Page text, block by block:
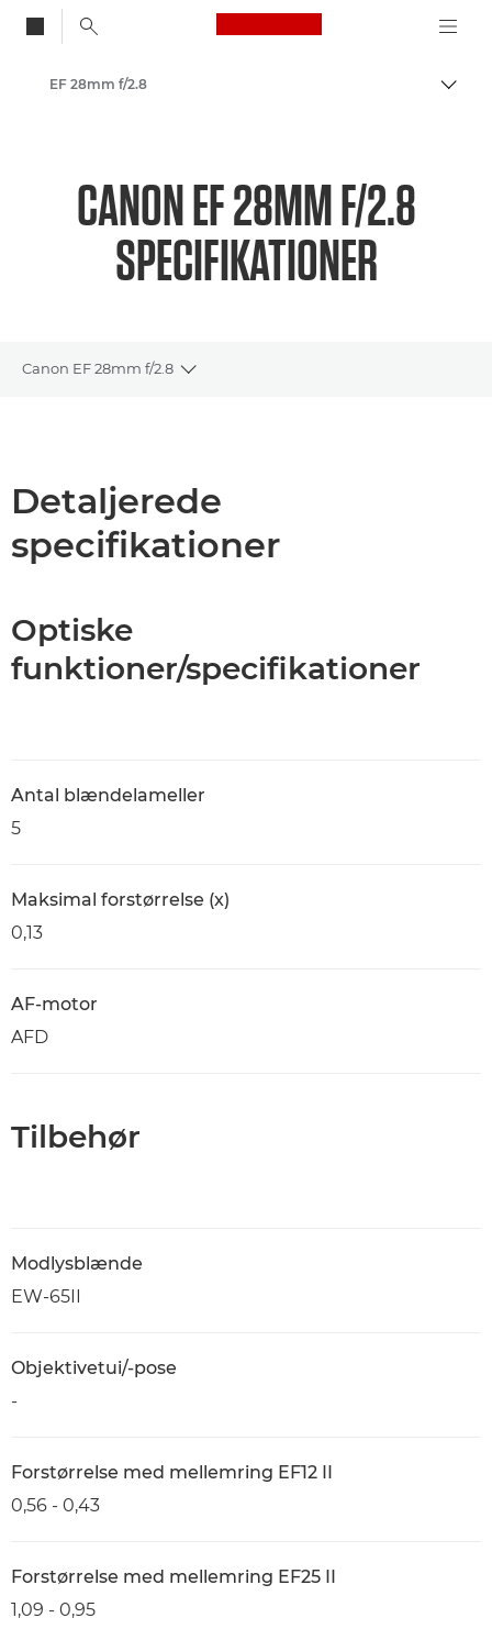
Canon Logo, back
Skift
EF 28mm f/2.8
CANON EF 28MM F/2.8
SPECIFIKATIONER
Canon EF 28mm f/2.8
Toggle breadcrumbs
Detaljerede
specifikationer
Optiske
funktioner/specifikationer
Antal blændelameller
5
Maksimal forstørrelse (x)
0,13
AF-motor
AFD
Tilbehør
Modlysblænde
EW-65II
Objektivetui/-pose
-
Forstørrelse med mellemring EF12 II
0,56 - 0,43
Forstørrelse med mellemring EF25 II
1,09 - 0,95